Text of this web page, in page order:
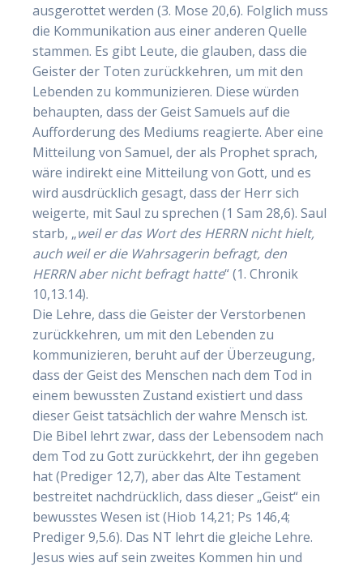
ausgerottet werden (3. Mose 20,6). Folglich muss
die Kommunikation aus einer anderen Quelle
stammen. Es gibt Leute, die glauben, dass die
Geister der Toten zurückkehren, um mit den
Lebenden zu kommunizieren. Diese würden
behaupten, dass der Geist Samuels auf die
Aufforderung des Mediums reagierte. Aber eine
Mitteilung von Samuel, der als Prophet sprach,
wäre indirekt eine Mitteilung von Gott, und es
wird ausdrücklich gesagt, dass der Herr sich
weigerte, mit Saul zu sprechen (1 Sam 28,6). Saul
starb, „weil er das Wort des HERRN nicht hielt,
auch weil er die Wahrsagerin befragt, den
HERRN aber nicht befragt hatte“ (1. Chronik
10,13.14).
Die Lehre, dass die Geister der Verstorbenen
zurückkehren, um mit den Lebenden zu
kommunizieren, beruht auf der Überzeugung,
dass der Geist des Menschen nach dem Tod in
einem bewussten Zustand existiert und dass
dieser Geist tatsächlich der wahre Mensch ist.
Die Bibel lehrt zwar, dass der Lebensodem nach
dem Tod zu Gott zurückkehrt, der ihn gegeben
hat (Prediger 12,7), aber das Alte Testament
bestreitet nachdrücklich, dass dieser „Geist“ ein
bewusstes Wesen ist (Hiob 14,21; Ps 146,4;
Prediger 9,5.6). Das NT lehrt die gleiche Lehre.
Jesus wies auf sein zweites Kommen hin und